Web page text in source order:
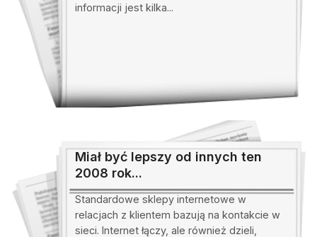
informacji jest kilka...
Miał być lepszy od innych ten
2008 rok...
Standardowe sklepy internetowe w
relacjach z klientem bazują na kontakcie w
sieci. Internet łączy, ale również dzieli,